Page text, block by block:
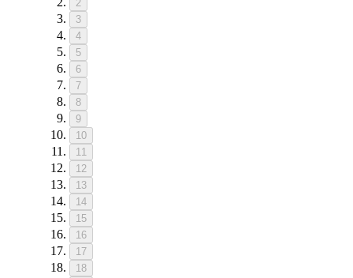
2
3
4
5
6
7
8
9
10
11
12
13
14
15
16
17
18